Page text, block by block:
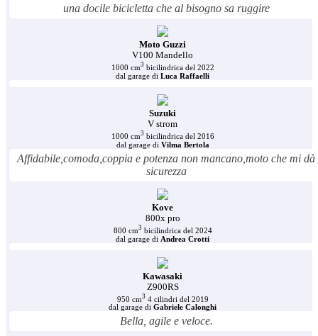
una docile bicicletta che al bisogno sa ruggire
Moto Guzzi
V100 Mandello
1000 cm3 bicilindrica del 2022
dal garage di Luca Raffaelli
Suzuki
V strom
1000 cm3 bicilindrica del 2016
dal garage di Vilma Bertola
Affidabile,comoda,coppia e potenza non mancano,moto che mi dà
sicurezza
Kove
800x pro
800 cm3 bicilindrica del 2024
dal garage di Andrea Crotti
Kawasaki
Z900RS
950 cm3 4 cilindri del 2019
dal garage di Gabriele Calonghi
Bella, agile e veloce.